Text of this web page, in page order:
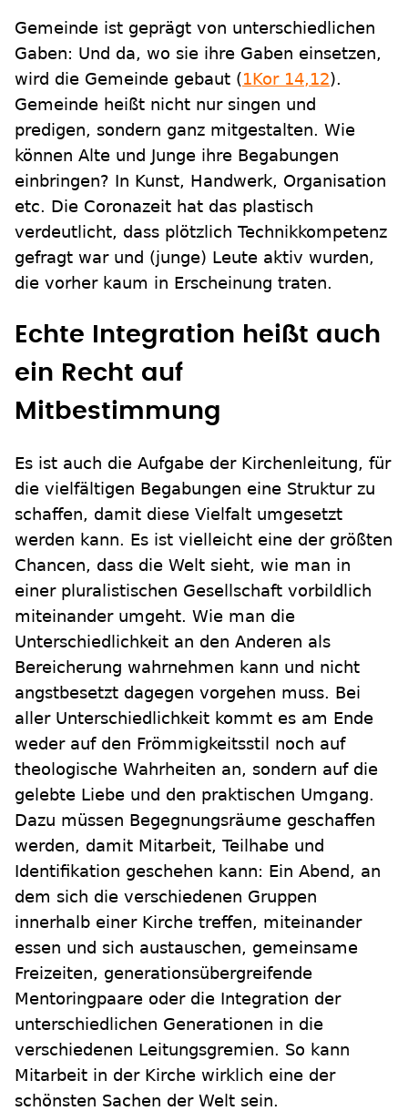
Gemeinde ist geprägt von unterschiedlichen
Gaben: Und da, wo sie ihre Gaben einsetzen,
wird die Gemeinde gebaut (1Kor 14,12).
Gemeinde heißt nicht nur singen und
predigen, sondern ganz mitgestalten. Wie
können Alte und Junge ihre Begabungen
einbringen? In Kunst, Handwerk, Organisation
etc. Die Coronazeit hat das plastisch
verdeutlicht, dass plötzlich Technikkompetenz
gefragt war und (junge) Leute aktiv wurden,
die vorher kaum in Erscheinung traten.
Echte Integration heißt auch
ein Recht auf
Mitbestimmung
Es ist auch die Aufgabe der Kirchenleitung, für
die vielfältigen Begabungen eine Struktur zu
schaffen, damit diese Vielfalt umgesetzt
werden kann. Es ist vielleicht eine der größten
Chancen, dass die Welt sieht, wie man in
einer pluralistischen Gesellschaft vorbildlich
miteinander umgeht. Wie man die
Unterschiedlichkeit an den Anderen als
Bereicherung wahrnehmen kann und nicht
angstbesetzt dagegen vorgehen muss. Bei
aller Unterschiedlichkeit kommt es am Ende
weder auf den Frömmigkeitsstil noch auf
theologische Wahrheiten an, sondern auf die
gelebte Liebe und den praktischen Umgang.
Dazu müssen Begegnungsräume geschaffen
werden, damit Mitarbeit, Teilhabe und
Identifikation geschehen kann: Ein Abend, an
dem sich die verschiedenen Gruppen
innerhalb einer Kirche treffen, miteinander
essen und sich austauschen, gemeinsame
Freizeiten, generationsübergreifende
Mentoringpaare oder die Integration der
unterschiedlichen Generationen in die
verschiedenen Leitungsgremien. So kann
Mitarbeit in der Kirche wirklich eine der
schönsten Sachen der Welt sein.